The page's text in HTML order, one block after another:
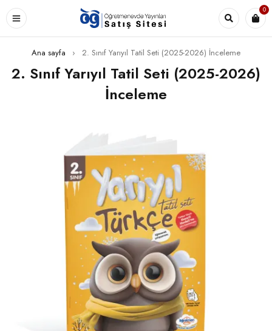
0
Ana sayfa › 2. Sınıf Yarıyıl Tatil Seti (2025-2026) İnceleme
2. Sınıf Yarıyıl Tatil Seti (2025-2026)
İnceleme